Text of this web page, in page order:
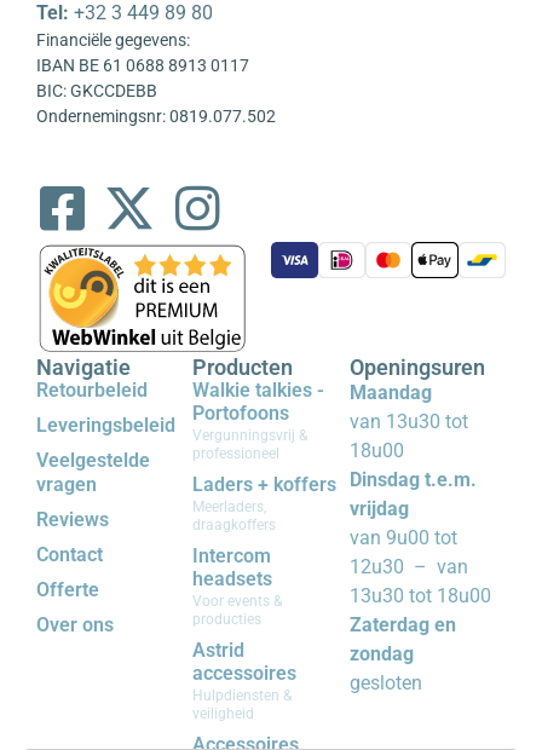
Tel: +32 3 449 89 80
Financiële gegevens:
IBAN BE 61 0688 8913 0117
BIC: GKCCDEBB
Ondernemingsnr: 0819.077.502
Navigatie
Retourbeleid
Leveringsbeleid
Veelgestelde
vragen
Reviews
Contact
Offerte
Over ons
Producten
Walkie talkies -
Portofoons
Vergunningsvrij &
professioneel
Laders + koffers
Meerladers,
draagkoffers
Intercom
headsets
Voor events &
producties
Astrid
accessoires
Hulpdiensten &
veiligheid
Accessoires
Openingsuren
Maandag
van 13u30 tot
18u00
Dinsdag t.e.m.
vrijdag
van 9u00 tot
12u30 – van
13u30 tot 18u00
Zaterdag en
zondag
gesloten